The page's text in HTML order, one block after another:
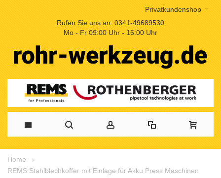
Privatkundenshop
Rufen Sie uns an: 0341-49689530
Mo - Fr 09:00 Uhr - 16:00 Uhr
Home
REMS Stahlblechkoffer mit Einlage für Akku Press Maschinen